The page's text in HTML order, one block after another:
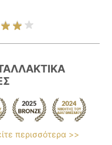
περισσότερα >>